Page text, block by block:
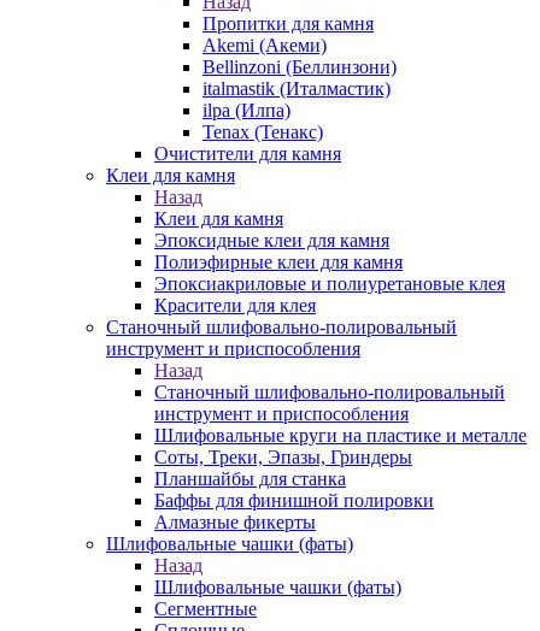
Пропитки для камня
Akemi (Акеми)
Bellinzoni (Беллинзони)
italmastik (Италмастик)
ilpa (Илпа)
Tenax (Тенакс)
Очистители для камня
Клеи для камня
Назад
Клеи для камня
Эпоксидные клеи для камня
Полиэфирные клеи для камня
Эпоксиакриловые и полиуретановые клея
Красители для клея
Станочный шлифовально-полировальный
инструмент и приспособления
Назад
Станочный шлифовально-полировальный
инструмент и приспособления
Шлифовальные круги на пластике и металле
Соты, Треки, Эпазы, Гриндеры
Планшайбы для станка
Баффы для финишной полировки
Алмазные фикерты
Шлифовальные чашки (фаты)
Назад
Шлифовальные чашки (фаты)
Сегментные